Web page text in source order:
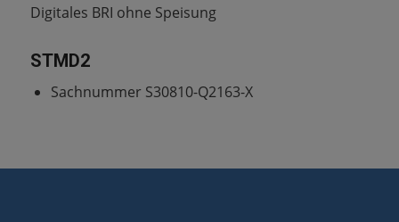
Digitales BRI ohne Speisung
STMD2
Sachnummer S30810-Q2163-X